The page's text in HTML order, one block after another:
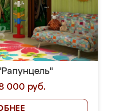
000 руб.